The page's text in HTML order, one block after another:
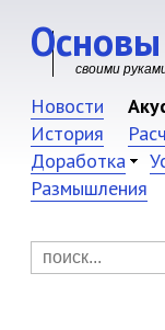
своими
Новости
История
Доработка
Размышления